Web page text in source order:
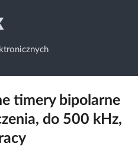
timery bipolarne
do 500 kHz,